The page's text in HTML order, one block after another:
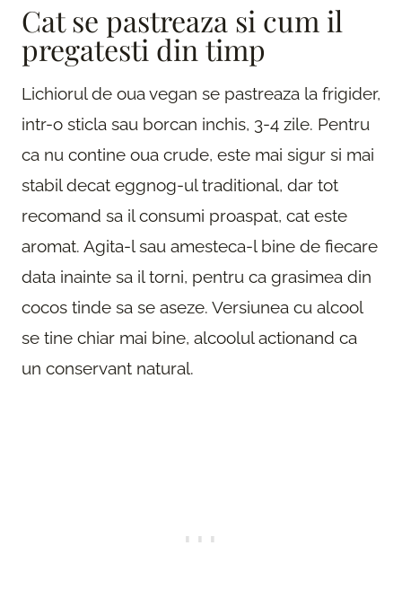
Cat se pastreaza si cum il
pregatesti din timp
Lichiorul de oua vegan se pastreaza la frigider,
intr-o sticla sau borcan inchis, 3-4 zile. Pentru
ca nu contine oua crude, este mai sigur si mai
stabil decat eggnog-ul traditional, dar tot
recomand sa il consumi proaspat, cat este
aromat. Agita-l sau amesteca-l bine de fiecare
data inainte sa il torni, pentru ca grasimea din
cocos tinde sa se aseze. Versiunea cu alcool
se tine chiar mai bine, alcoolul actionand ca
un conservant natural.